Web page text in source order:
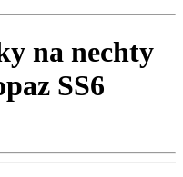
na nechty
SS6